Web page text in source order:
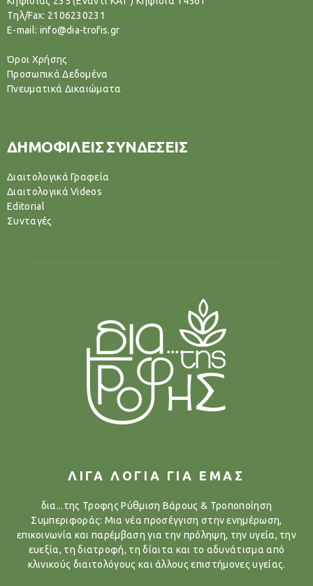
Tηλ/Fax: 2106230231
E-mail: info@dia-trofis.gr
Όροι Χρήσης
Προσωπικά Δεδομένα
Πνευματικά Δικαιώματα
ΔΗΜΟΦΙΛΕΙΣ ΣΥΝΔΕΣΕΙΣ
Διαιτολογικά Γραφεία
Διαιτολογικά Videos
Editorial
Συνταγές
ΛΙΓΑ ΛΟΓΙΑ ΓΙΑ ΕΜΑΣ
δια...της Τροφης Ρύθμιση Βάρους & Τροποποίηση
Συμπεριφοράς: Μια νέα προσέγγιση στην ενημέρωση,
επικοινωνία και παρέμβαση για την πρόληψη, την υγεία, την
ευεξία, τη διατροφή, τη δίαιτα και το αδυνάτισμα από
κλινικούς διαιτολόγους και άλλους επιστήμονες υγείας.